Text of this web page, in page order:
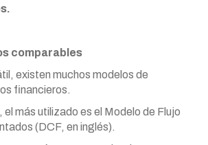
comparables
existen muchos modelos de
financieros.
el más utilizado es el Modelo de Flujo
(DCF, en inglés).